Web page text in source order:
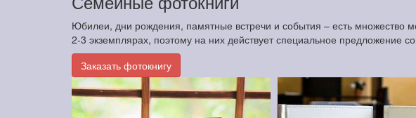
Юбилеи, дни рождения, памятные встречи и события – есть множество
2-3 экземплярах, поэтому на них действует специальное предложение со
Заказать фотокнигу